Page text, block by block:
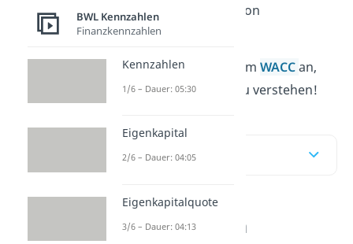
für dieMindestrendite
von
Investitionsprojekten.
Schau dir unser Video zum WACCan,
um das Thema perfekt zu verstehen!
Inhaltsübersicht
WACC Definition
BWL Kennzahlen
Finanzkennzahlen
Kennzahlen
1/6 – Dauer: 05:30
Eigenkapital
2/6 – Dauer: 04:05
Eigenkapitalquote
3/6 – Dauer: 04:13